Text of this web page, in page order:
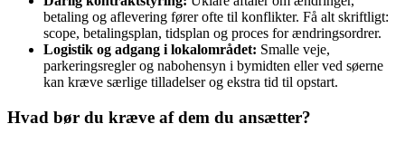
betaling og aflevering fører ofte til konflikter. Få alt skriftligt:
scope, betalingsplan, tidsplan og proces for ændringsordrer.
Logistik og adgang i lokalområdet: Smalle veje,
parkeringsregler og nabohensyn i bymidten eller ved søerne
kan kræve særlige tilladelser og ekstra tid til opstart.
Hvad bør du kræve af dem du ansætter?